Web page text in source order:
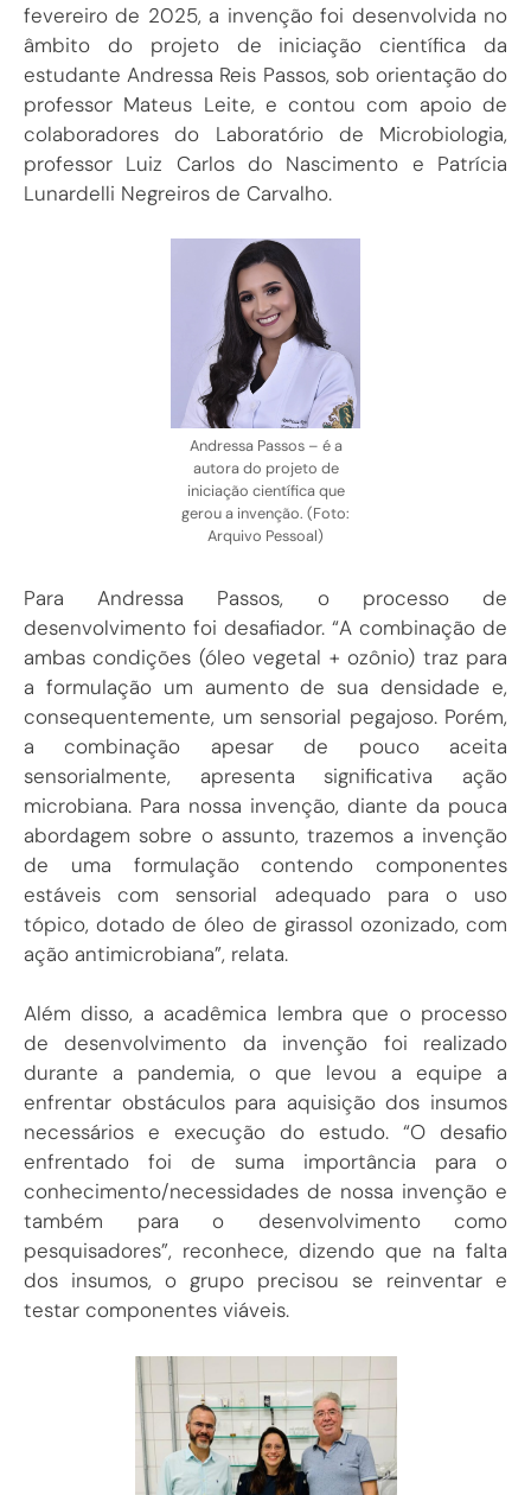
fevereiro de 2025, a invenção foi desenvolvida no
âmbito do projeto de iniciação científica da
estudante Andressa Reis Passos, sob orientação do
professor Mateus Leite, e contou com apoio de
colaboradores do Laboratório de Microbiologia,
professor Luiz Carlos do Nascimento e Patrícia
Lunardelli Negreiros de Carvalho.
Andressa Passos – é a
autora do projeto de
iniciação científica que
gerou a invenção. (Foto:
Arquivo Pessoal)
Para Andressa Passos, o processo de
desenvolvimento foi desafiador. “A combinação de
ambas condições (óleo vegetal + ozônio) traz para
a formulação um aumento de sua densidade e,
consequentemente, um sensorial pegajoso. Porém,
a combinação apesar de pouco aceita
sensorialmente, apresenta significativa ação
microbiana. Para nossa invenção, diante da pouca
abordagem sobre o assunto, trazemos a invenção
de uma formulação contendo componentes
estáveis com sensorial adequado para o uso
tópico, dotado de óleo de girassol ozonizado, com
ação antimicrobiana”, relata.
Além disso, a acadêmica lembra que o processo
de desenvolvimento da invenção foi realizado
durante a pandemia, o que levou a equipe a
enfrentar obstáculos para aquisição dos insumos
necessários e execução do estudo. “O desafio
enfrentado foi de suma importância para o
conhecimento/necessidades de nossa invenção e
também para o desenvolvimento como
pesquisadores”, reconhece, dizendo que na falta
dos insumos, o grupo precisou se reinventar e
testar componentes viáveis.